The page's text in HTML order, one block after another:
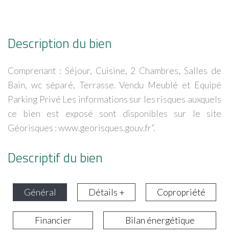
Description du bien
Comprenant : Séjour, Cuisine, 2 Chambres, Salles de
Bain, wc séparé, Terrasse. Vendu Meublé et Equipé
Parking Privé Les informations sur les risques auxquels
ce bien est exposé sont disponibles sur le site
Géorisques : www.georisques.gouv.fr”.
Descriptif du bien
Général Détails + Copropriété
Financier Bilan énergétique